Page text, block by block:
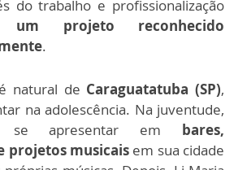
do trabalho e profissionalização
um projeto reconhecido
.
natural de Caraguatatuba (SP),
na adolescência. Na juventude,
se apresentar em bares,
projetos musicais em sua cidade